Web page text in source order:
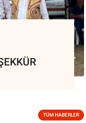
TÜM HABERLER